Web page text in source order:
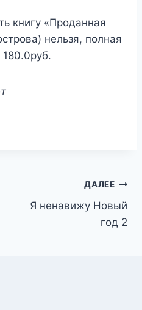
книгу «Проданная
нельзя, полная
180.0руб.
ДАЛЕЕ
Я ненавижу Новый
год 2